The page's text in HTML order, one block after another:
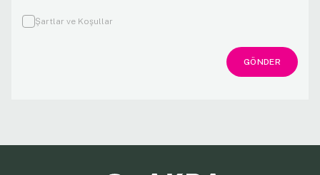
Şartlar ve Koşullar
GÖNDER